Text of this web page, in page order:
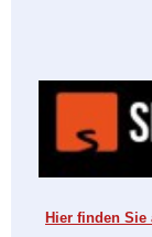
Hier finden